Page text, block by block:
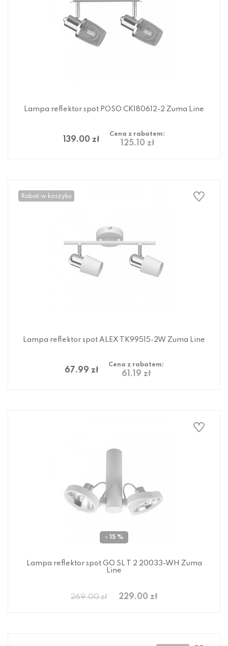
Lampa reflektor spot POSO CK180612-2 Zuma Line
139.00 zł
Cena z rabatem:
125.10 zł
Rabat w koszyku
Lampa reflektor spot ALEX TK99515-2W Zuma Line
67.99 zł
Cena z rabatem:
61.19 zł
- 15 %
Lampa reflektor spot GO SL T 2 20033-WH Zuma
Line
269.00 zł 229.00 zł